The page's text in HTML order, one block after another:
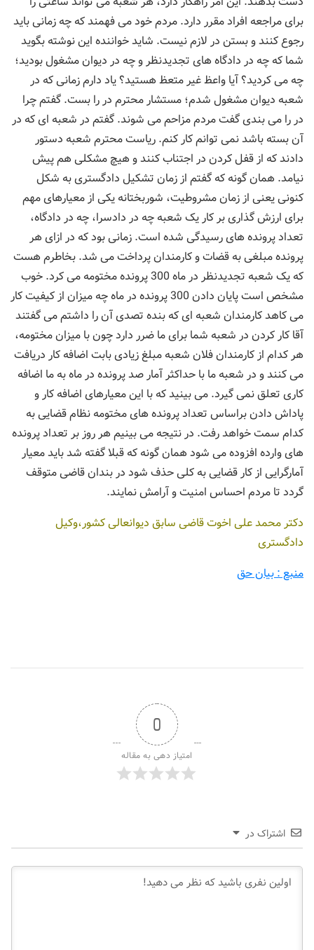
برای مراجعه افراد مقرر دارد. مردم خود می فهمند که چه زمانی باید
رجوع کنند و بستن در لازم نیست. شاید خواننده این نوشته بگوید
شما که چه در دادگاه های تجدیدنظر و چه در دیوان مشغول بودید؛
چه می کردید؟ آیا واعظ غیر متعظ هستید؟ یاد دارم زمانی که در
شعبه دیوان مشغول شدم؛ مستشار محترم در را بست. گفتم چرا
در را می بندی گفت مردم مزاحم می شوند. گفتم در شعبه ای که در
آن بسته باشد نمی توانم کار کنم. ریاست محترم شعبه دستور
دادند که از قفل کردن در اجتناب کنند و هیچ مشکلی هم پیش
نیامد. همان گونه که گفتم از زمان تشکیل دادگستری به شکل
کنونی یعنی از زمان مشروطیت، شوربختانه یکی از معیارهای مهم
برای ارزش گذاری بر کار یک شعبه چه در دادسرا، چه در دادگاه،
تعداد پرونده های رسیدگی شده است. زمانی بود که در ازای هر
پرونده مبلغی به قضات و کارمندان پرداخت می شد. بخاطرم هست
که یک شعبه تجدیدنظر در ماه 300 پرونده مختومه می کرد. خوب
مشخص است پایان دادن 300 پرونده در ماه چه میزان از کیفیت کار
می کاهد کارمندان شعبه ای که بنده تصدی آن را داشتم می گفتند
آقا کار کردن در شعبه شما برای ما ضرر دارد چون با میزان مختومه،
هر کدام از کارمندان فلان شعبه مبلغ زیادی بابت اضافه کار دریافت
می کنند و در شعبه ما با حداکثر آمار صد پرونده در ماه به ما اضافه
کاری تعلق نمی گیرد. می بینید که با این معیارهای اضافه کار و
پاداش دادن براساس تعداد پرونده های مختومه نظام قضایی به
کدام سمت خواهد رفت. در نتیجه می بینیم هر روز بر تعداد پرونده
های وارده افزوده می شود همان گونه که قبلا گفته شد باید معیار
آمارگرایی از کار قضایی به کلی حذف شود در بندان قاضی متوقف
گردد تا مردم احساس امنیت و آرامش نمایند.
دکتر محمد علی اخوت قاضی سابق دیوانعالی کشور،وکیل
دادگستری
منبع : بیان حق
0
امتیاز دهی به مقاله
اشتراک در